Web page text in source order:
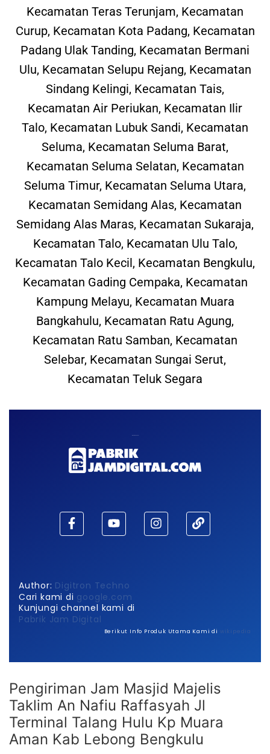
Kecamatan Teras Terunjam, Kecamatan
Curup, Kecamatan Kota Padang, Kecamatan
Padang Ulak Tanding, Kecamatan Bermani
Ulu, Kecamatan Selupu Rejang, Kecamatan
Sindang Kelingi, Kecamatan Tais,
Kecamatan Air Periukan, Kecamatan Ilir
Talo, Kecamatan Lubuk Sandi, Kecamatan
Seluma, Kecamatan Seluma Barat,
Kecamatan Seluma Selatan, Kecamatan
Seluma Timur, Kecamatan Seluma Utara,
Kecamatan Semidang Alas, Kecamatan
Semidang Alas Maras, Kecamatan Sukaraja,
Kecamatan Talo, Kecamatan Ulu Talo,
Kecamatan Talo Kecil, Kecamatan Bengkulu,
Kecamatan Gading Cempaka, Kecamatan
Kampung Melayu, Kecamatan Muara
Bangkahulu, Kecamatan Ratu Agung,
Kecamatan Ratu Samban, Kecamatan
Selebar, Kecamatan Sungai Serut,
Kecamatan Teluk Segara
Author: Digitron Techno
Cari kami di google.com
Kunjungi channel kami di
Pabrik Jam Digital
Berikut Info Produk Utama Kami di wikipedia
Pengiriman Jam Masjid Majelis
Taklim An Nafiu Raffasyah Jl
Terminal Talang Hulu Kp Muara
Aman Kab Lebong Bengkulu